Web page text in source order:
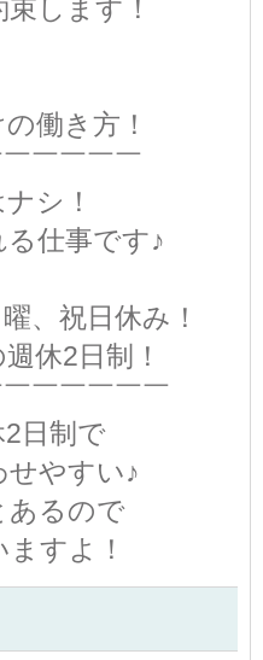
します！
働き方！
￣￣￣￣
シ！
仕事です♪
、祝日休み！
休2日制！
￣￣￣￣￣
日制で
せやすい♪
あるので
すよ！